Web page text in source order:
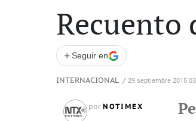
Recuento
+ Seguir en
INTERNACIONAL / 29 septiembre 2015
por NOTIMEX